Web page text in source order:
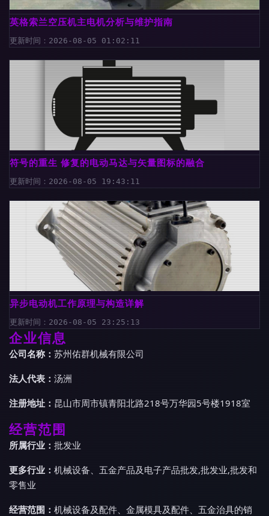
英格索兰空压机主电机分析与维护指南
更新时间：2026-08-05 01:02:11
符号的重生 修复的电动马达与矢量图标的融合
更新时间：2026-08-05 19:43:11
异步电动机工作原理与构造详解
更新时间：2026-08-05 23:25:13
企业信息
公司名称： 苏州佑群机械有限公司
法人代表： 汤洲
注册地址： 昆山市周市镇青阳北路218号万华园5号楼1918室
经营范围
所属行业： 批发业
更多行业： 机械设备、五金产品及电子产品批发,批发业,批发和
零售业
经营范围： 机械设备及配件、金属模具及配件、五金治具的销